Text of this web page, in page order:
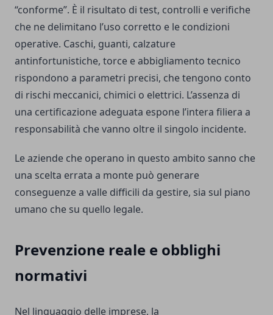
“conforme”. È il risultato di test, controlli e verifiche
che ne delimitano l’uso corretto e le condizioni
operative. Caschi, guanti, calzature
antinfortunistiche, torce e abbigliamento tecnico
rispondono a parametri precisi, che tengono conto
di rischi meccanici, chimici o elettrici. L’assenza di
una certificazione adeguata espone l’intera filiera a
responsabilità che vanno oltre il singolo incidente.
Le aziende che operano in questo ambito sanno che
una scelta errata a monte può generare
conseguenze a valle difficili da gestire, sia sul piano
umano che su quello legale.
Prevenzione reale e obblighi
normativi
Nel linguaggio delle imprese, la